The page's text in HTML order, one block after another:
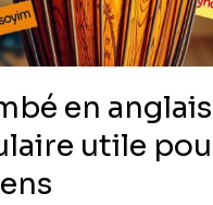
en
utile